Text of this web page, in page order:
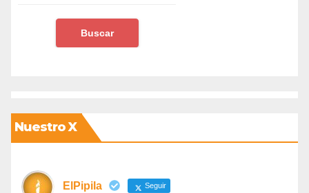
Nuestro X
ElPipila Seguir